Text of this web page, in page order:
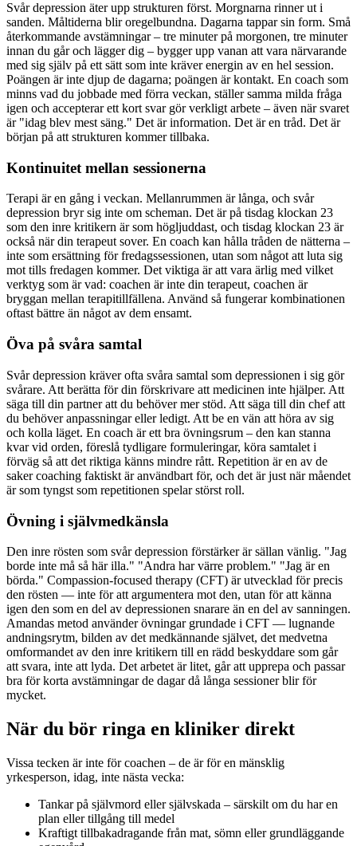
Svår depression äter upp strukturen först. Morgnarna rinner ut i
sanden. Måltiderna blir oregelbundna. Dagarna tappar sin form. Små
återkommande avstämningar – tre minuter på morgonen, tre minuter
innan du går och lägger dig – bygger upp vanan att vara närvarande
med sig själv på ett sätt som inte kräver energin av en hel session.
Poängen är inte djup de dagarna; poängen är kontakt. En coach som
minns vad du jobbade med förra veckan, ställer samma milda fråga
igen och accepterar ett kort svar gör verkligt arbete – även när svaret
är "idag blev mest säng." Det är information. Det är en tråd. Det är
början på att strukturen kommer tillbaka.
Kontinuitet mellan sessionerna
Terapi är en gång i veckan. Mellanrummen är långa, och svår
depression bryr sig inte om scheman. Det är på tisdag klockan 23
som den inre kritikern är som högljuddast, och tisdag klockan 23 är
också när din terapeut sover. En coach kan hålla tråden de nätterna –
inte som ersättning för fredagssessionen, utan som något att luta sig
mot tills fredagen kommer. Det viktiga är att vara ärlig med vilket
verktyg som är vad: coachen är inte din terapeut, coachen är
bryggan mellan terapitillfällena. Använd så fungerar kombinationen
oftast bättre än något av dem ensamt.
Öva på svåra samtal
Svår depression kräver ofta svåra samtal som depressionen i sig gör
svårare. Att berätta för din förskrivare att medicinen inte hjälper. Att
säga till din partner att du behöver mer stöd. Att säga till din chef att
du behöver anpassningar eller ledigt. Att be en vän att höra av sig
och kolla läget. En coach är ett bra övningsrum – den kan stanna
kvar vid orden, föreslå tydligare formuleringar, köra samtalet i
förväg så att det riktiga känns mindre rått. Repetition är en av de
saker coaching faktiskt är användbart för, och det är just när måendet
är som tyngst som repetitionen spelar störst roll.
Övning i självmedkänsla
Den inre rösten som svår depression förstärker är sällan vänlig. "Jag
borde inte må så här illa." "Andra har värre problem." "Jag är en
börda." Compassion-focused therapy (CFT) är utvecklad för precis
den rösten — inte för att argumentera mot den, utan för att känna
igen den som en del av depressionen snarare än en del av sanningen.
Amandas metod använder övningar grundade i CFT — lugnande
andningsrytm, bilden av det medkännande självet, det medvetna
omformandet av den inre kritikern till en rädd beskyddare som går
att svara, inte att lyda. Det arbetet är litet, går att upprepa och passar
bra för korta avstämningar de dagar då långa sessioner blir för
mycket.
När du bör ringa en kliniker direkt
Vissa tecken är inte för coachen – de är för en mänsklig
yrkesperson, idag, inte nästa vecka:
Tankar på självmord eller självskada – särskilt om du har en
plan eller tillgång till medel
Kraftigt tillbakadragande från mat, sömn eller grundläggande